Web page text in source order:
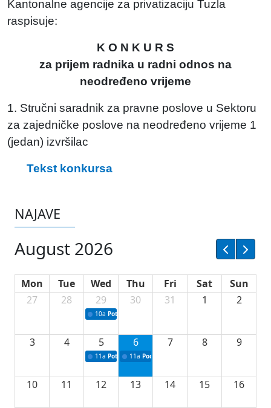
Kantonalne agencije za privatizaciju Tuzla
raspisuje:
K O N K U R S
za prijem radnika u radni odnos na
neodređeno vrijeme
1. Stručni saradnik za pravne poslove u Sektoru
za zajedničke poslove na neodređeno vrijeme 1
(jedan) izvršilac
Tekst konkursa
NAJAVE
August 2026
Mon Tue Wed Thu Fri Sat
Sun
27
28 29
10a Potpisivanje ugovora sa neprofitnim
30 31 1 2
3 4 5
11a Potpisivanje ugovora o stipendijama za
6
11a Podrška razvoju vodne infrastrukture u
7 8 9
10 11 12 13 14 15 16